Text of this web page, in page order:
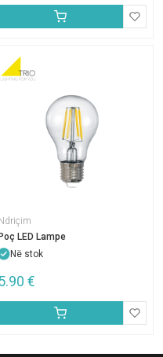
Ndriçim
Poç LED Lampe
Në stok
€